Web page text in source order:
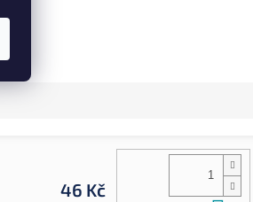
46 Kč